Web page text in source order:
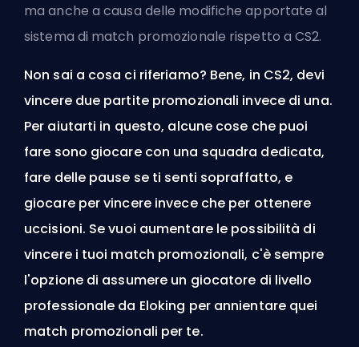
ma anche a causa delle modifiche apportate al
sistema di match promozionale rispetto a CS2.
Non sai a cosa ci riferiamo? Bene, in CS2, devi
vincere due partite promozionali invece di una.
Per aiutarti in questo, alcune cose che puoi
fare sono giocare con una squadra dedicata,
fare delle pause se ti senti sopraffatto, e
giocare per vincere invece che per ottenere
uccisioni. Se vuoi aumentare le possibilità di
vincere i tuoi match promozionali, c'è sempre
l'opzione di assumere un giocatore di livello
professionale da Eloking per annientare quei
match promozionali per te.